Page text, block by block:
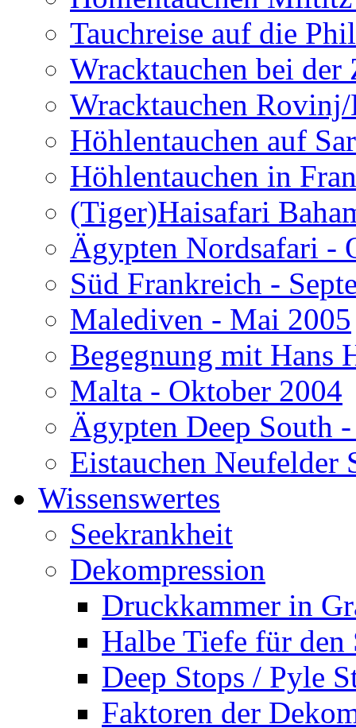
Tauchreise auf die
Wracktauchen bei der
Wracktauchen
Höhlentauchen auf
Höhlentauchen in
(Tiger)Haisafari
Ägypten Nordsafari -
Süd Frankreich -
Malediven - Mai 2005
Begegnung mit Hans
Malta - Oktober 2004
Ägypten Deep South
Eistauchen Neufelder
Wissenswertes
Seekrankheit
Dekompression
Druckkammer in
Halbe Tiefe für den
Deep Stops / Pyle
Faktoren der